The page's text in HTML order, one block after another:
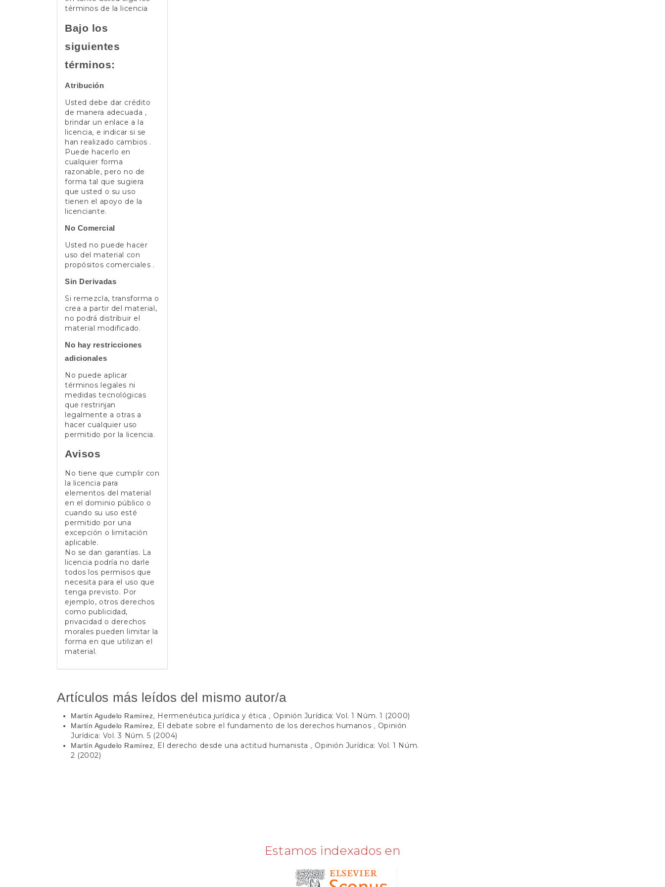
términos de la licencia
Bajo los
siguientes
términos:
Atribución
Usted debe dar crédito
de manera adecuada ,
brindar un enlace a la
licencia, e indicar si se
han realizado cambios .
Puede hacerlo en
cualquier forma
razonable, pero no de
forma tal que sugiera
que usted o su uso
tienen el apoyo de la
licenciante.
No Comercial
Usted no puede hacer
uso del material con
propósitos comerciales .
Sin Derivadas
Si remezcla, transforma o
crea a partir del material,
no podrá distribuir el
material modificado.
No hay restricciones
adicionales
No puede aplicar
términos legales ni
medidas tecnológicas
que restrinjan
legalmente a otras a
hacer cualquier uso
permitido por la licencia.
Avisos
No tiene que cumplir con
la licencia para
elementos del material
en el dominio público o
cuando su uso esté
permitido por una
excepción o limitación
aplicable.
No se dan garantías. La
licencia podría no darle
todos los permisos que
necesita para el uso que
tenga previsto. Por
ejemplo, otros derechos
como publicidad,
privacidad o derechos
morales pueden limitar la
forma en que utilizan el
material.
Artículos más leídos del mismo autor/a
Martín Agudelo Ramírez, Hermenéutica jurídica y ética Opinión Jurídica: Vol. 1 Núm. 1 (2000)
Martín Agudelo Ramírez, El debate sobre el fundamento de los derechos humanos
Opinión
Jurídica: Vol. 3 Núm. 5 (2004)
Martín Agudelo Ramírez, El derecho desde una actitud humanista
Opinión Jurídica: Vol. 1 Núm.
2 (2002)
Estamos indexados en